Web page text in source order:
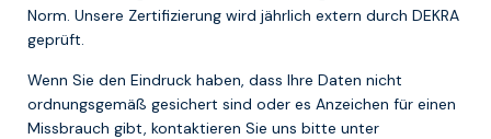
Norm. Unsere Zertifizierung wird jährlich extern durch DEKRA
geprüft.
Wenn Sie den Eindruck haben, dass Ihre Daten nicht
ordnungsgemäß gesichert sind oder es Anzeichen für einen
Missbrauch gibt, kontaktieren Sie uns bitte unter